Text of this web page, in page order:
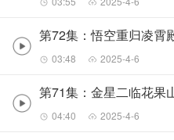
第72集：悟空重归凌霄
03:48 2025-4-6
第71集：金星二临花果
04:40 2025-4-6